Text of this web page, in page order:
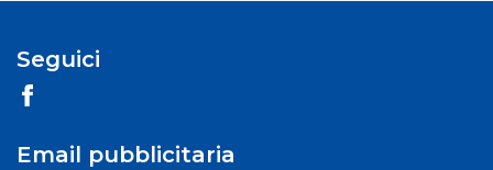
Seguici
Email pubblicitaria